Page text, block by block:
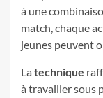
à une
match, chaque
jeunes peuvent
La technique
à travailler sous